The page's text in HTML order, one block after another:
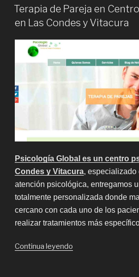
ON
Terapia de Pareja en
en Las Condes y Vitacura
Psicología Global es un centro
Condes y Vitacura, especializado
atención psicológica, entregamos
totalmente personalizada donde
cercano con cada uno de los
realizar tratamientos más
Continua leyendo